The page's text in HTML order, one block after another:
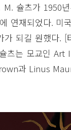
슐츠가 1950
연재되었다. 미
가 되길 원했다.
츠는 모교인
과 Linus